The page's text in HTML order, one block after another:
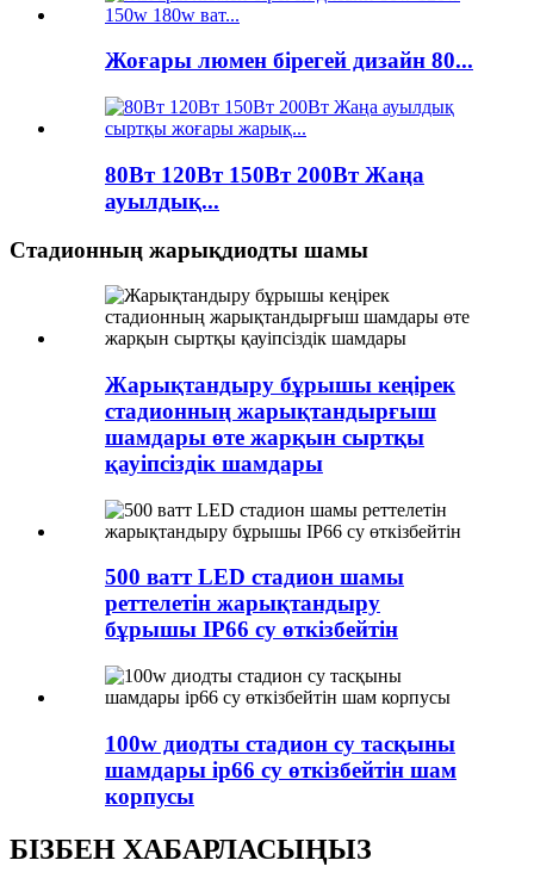
Жоғары люмен бірегей дизайн 80...
80Вт 120Вт 150Вт 200Вт Жаңа
ауылдық...
Стадионның жарықдиодты шамы
Жарықтандыру бұрышы кеңірек
стадионның жарықтандырғыш
шамдары өте жарқын сыртқы
қауіпсіздік шамдары
500 ватт LED стадион шамы
реттелетін жарықтандыру
бұрышы IP66 су өткізбейтін
100w диодты стадион су тасқыны
шамдары ip66 су өткізбейтін шам
корпусы
БІЗБЕН ХАБАРЛАСЫҢЫЗ